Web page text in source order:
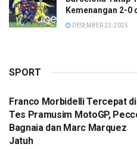
Kemenangan 2-0
DESEMBER 23, 2025
SPORT
Franco Morbidelli Tercepat di
Tes Pramusim MotoGP,
Bagnaia dan Marc Marquez
Jatuh